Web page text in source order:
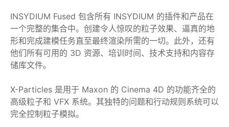
INSYDIUM Fused 包含所有 INSYDIUM 的插件和产品在
一个完整的集合中。创建令人惊叹的粒子效果、逼真的地
形和完成建模任务直至最终渲染所需的一切。此外，还有
他们所有可用的 3D 资源、培训时间、技术支持和内容存
储库文件。
X-Particles 是用于 Maxon 的 Cinema 4D 的功能齐全的
高级粒子和 VFX 系统。其独特的问题和行动规则系统可以
完全控制粒子模拟。